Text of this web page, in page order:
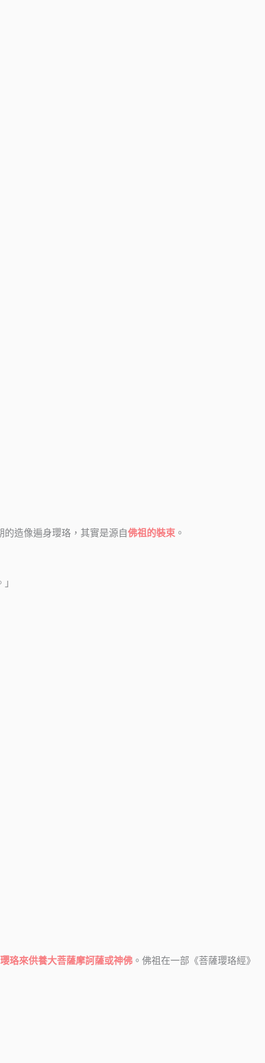
造像遍身瓔珞，其實是源自佛祖的裝束 。
珞來供養大菩薩摩訶薩或神佛 。佛祖在一部《菩薩瓔珞經》